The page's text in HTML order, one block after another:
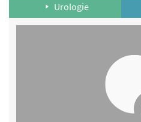
Urologie